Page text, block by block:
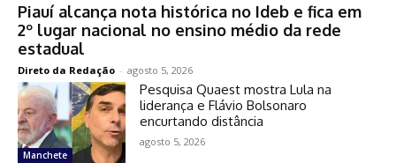
Piauí alcança nota histórica no Ideb e fica em
2º lugar nacional no ensino médio da rede
estadual
Direto da Redação - agosto 5, 2026
Manchete
Pesquisa Quaest mostra Lula na
liderança e Flávio Bolsonaro
encurtando distância
agosto 5, 2026